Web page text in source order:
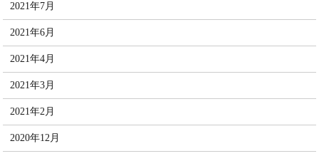
2021年7月
2021年6月
2021年4月
2021年3月
2021年2月
2020年12月